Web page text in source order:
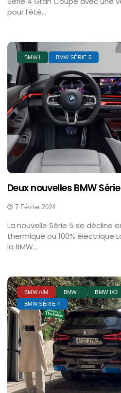
pour l’été...
BMW I BMW SÉRIE 5
Deux nouvelles BMW
7 Février 2024
La nouvelle Série 5 se décline
thermique ou 100% électrique
la BMW...
BMW ///M BMW I BMW IX3
BMW SÉRIE 7